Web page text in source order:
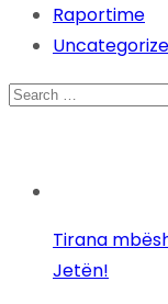
Raportime
Search
Tirana
Jetën!